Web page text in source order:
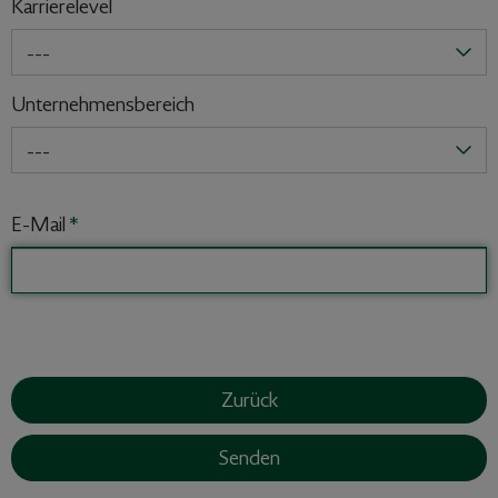
Karrierelevel
---
Unternehmensbereich
---
E-Mail *
Zurück
Senden